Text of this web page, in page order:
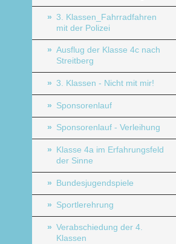
3. Klassen_Fahrradfahren
mit der Polizei
Ausflug der Klasse 4c nach
Streitberg
3. Klassen - Nicht mit mir!
Sponsorenlauf
Sponsorenlauf - Verleihung
Klasse 4a im Erfahrungsfeld
der Sinne
Bundesjugendspiele
Sportlerehrung
Verabschiedung der 4.
Klassen